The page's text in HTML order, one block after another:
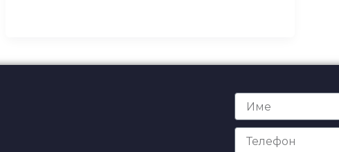
Име
Телефон